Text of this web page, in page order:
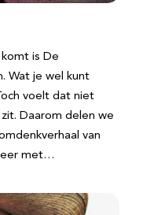
is De
Wat je wel kunt
voelt dat niet
Daarom delen we
van
met…